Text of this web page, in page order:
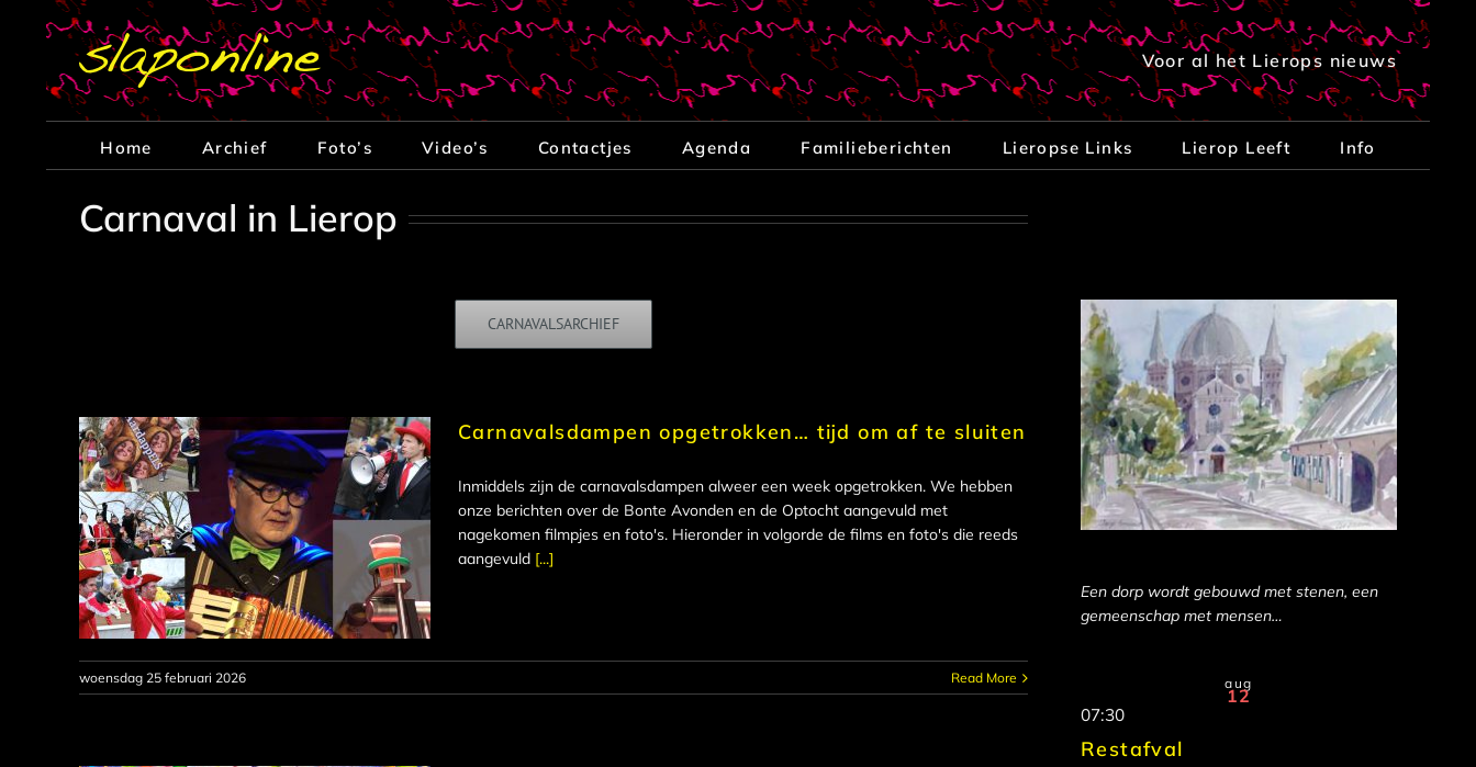
Voor al het Lierops nieuws
Home Archief Foto’s Video’s Contactjes Agenda Familieberichten Lieropse Links Lierop Leeft Info
Carnaval in Lierop
CARNAVALSARCHIEF
Carnavalsdampen opgetrokken… tijd om af te sluiten
Inmiddels zijn de carnavalsdampen alweer een week opgetrokken. We hebben
onze berichten over de Bonte Avonden en de Optocht aangevuld met
nagekomen filmpjes en foto's. Hieronder in volgorde de films en foto's die reeds
aangevuld [...]
woensdag 25 februari 2026 Read More
Een dorp wordt gebouwd met stenen, een
gemeenschap met mensen…
aug
12
07:30
Restafval